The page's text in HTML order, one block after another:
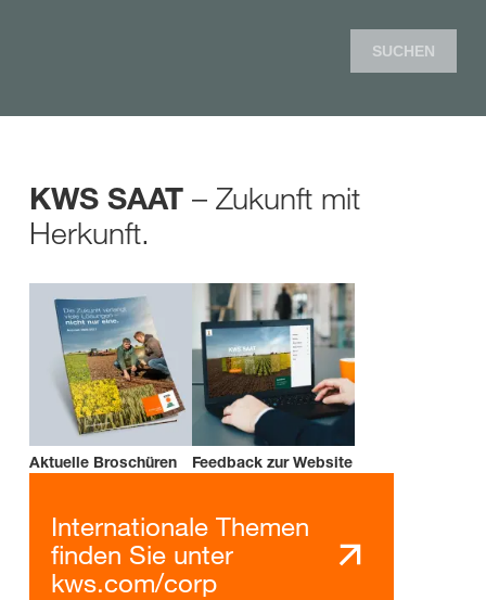
SUCHEN
KWS SAAT – Zukunft mit
Herkunft.
Aktuelle Broschüren Feedback zur Website
Internationale Themen
finden Sie unter
kws.com/corp